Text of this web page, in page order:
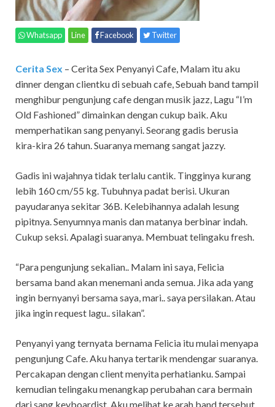
Whatsapp Line Facebook Twitter
Cerita Sex – Cerita Sex Penyanyi Cafe, Malam itu aku
dinner dengan clientku di sebuah cafe, Sebuah band tampil
menghibur pengunjung cafe dengan musik jazz, Lagu “I’m
Old Fashioned” dimainkan dengan cukup baik. Aku
memperhatikan sang penyanyi. Seorang gadis berusia
kira-kira 26 tahun. Suaranya memang sangat jazzy.
Gadis ini wajahnya tidak terlalu cantik. Tingginya kurang
lebih 160 cm/55 kg. Tubuhnya padat berisi. Ukuran
payudaranya sekitar 36B. Kelebihannya adalah lesung
pipitnya. Senyumnya manis dan matanya berbinar indah.
Cukup seksi. Apalagi suaranya. Membuat telingaku fresh.
“Para pengunjung sekalian.. Malam ini saya, Felicia
bersama band akan menemani anda semua. Jika ada yang
ingin bernyanyi bersama saya, mari.. saya persilakan. Atau
jika ingin request lagu.. silakan”.
Penyanyi yang ternyata bernama Felicia itu mulai menyapa
pengunjung Cafe. Aku hanya tertarik mendengar suaranya.
Percakapan dengan client menyita perhatianku. Sampai
kemudian telingaku menangkap perubahan cara bermain
dari sang keyboardist. Aku melihat ke arah band tersebut